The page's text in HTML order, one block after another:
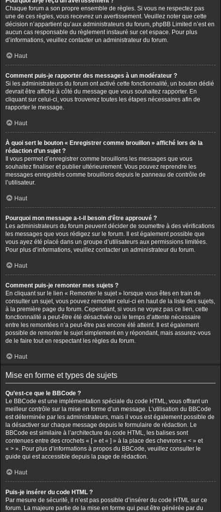
Chaque forum a son propre ensemble de règles. Si vous ne respectez pas
une de ces règles, vous recevrez un avertissement. Veuillez noter que cette
décision n’appartient qu’aux administrateurs du forum, phpBB Limited n’est en
aucun cas responsable du règlement instauré sur cet espace. Pour plus
d’informations, veuillez contacter un administrateur du forum.
Haut
Comment puis-je rapporter des messages à un modérateur ?
Si les administrateurs du forum ont activé cette fonctionnalité, un bouton dédié
devrait être affiché à côté du message que vous souhaitez rapporter. En
cliquant sur celui-ci, vous trouverez toutes les étapes nécessaires afin de
rapporter le message.
Haut
À quoi sert le bouton « Enregistrer comme brouillon » affiché lors de la
rédaction d’un sujet ?
Il vous permet d’enregistrer comme brouillons les messages que vous
souhaitez finaliser et publier ultérieurement. Vous pouvez reprendre les
messages enregistrés comme brouillons depuis le panneau de contrôle de
l’utilisateur.
Haut
Pourquoi mon message a-t-il besoin d’être approuvé ?
Les administrateurs du forum peuvent décider de soumettre à des vérifications
les messages que vous rédigez sur le forum. Il est également possible que
vous ayez été placé dans un groupe d’utilisateurs aux permissions limitées.
Pour plus d’informations, veuillez contacter un administrateur du forum.
Haut
Comment puis-je remonter mes sujets ?
En cliquant sur le lien « Remonter le sujet » lorsque vous êtes en train de
consulter un sujet, vous pouvez remonter celui-ci en haut de la liste des sujets,
à la première page du forum. Cependant, si vous ne voyez pas ce lien, cette
fonctionnalité a peut-être été désactivée ou le temps d’attente nécessaire
entre les remontées n’a peut-être pas encore été atteint. Il est également
possible de remonter le sujet simplement en y répondant, mais assurez-vous
de le faire tout en respectant les règles du forum.
Haut
Mise en forme et types de sujets
Qu’est-ce que le BBCode ?
Le BBCode est une implémentation spéciale du code HTML, vous offrant un
meilleur contrôle sur la mise en forme d’un message. L’utilisation du BBCode
est déterminée par les administrateurs, mais il vous est également possible de
la désactiver sur chaque message depuis le formulaire de rédaction. Le
BBCode est similaire à l’architecture du code HTML, les balises sont
contenues entre des crochets « [ » et « ] » à la place des chevrons « < » et
« > ». Pour plus d’informations à propos du BBCode, veuillez consulter le
guide qui est accessible depuis la page de rédaction.
Haut
Puis-je insérer du code HTML ?
Par mesure de sécurité, il n’est pas possible d’insérer du code HTML sur ce
forum. La majeure partie de la mise en forme qui peut être générée par du